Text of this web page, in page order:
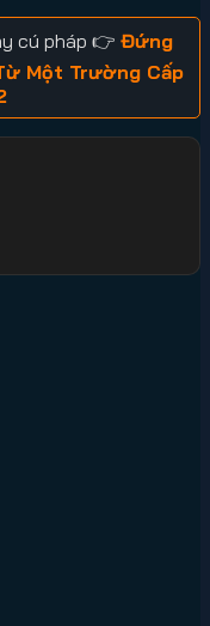
cú pháp 👉 Đứng
Một Trường Cấp